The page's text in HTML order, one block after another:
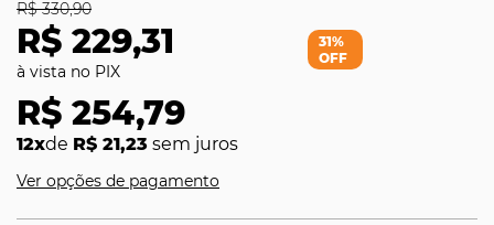
R$ 229,31
R$ 330,90
R$ 254,79
12xde R$ 21,23 sem juros
31%
OFF
Ver opções de pagamento